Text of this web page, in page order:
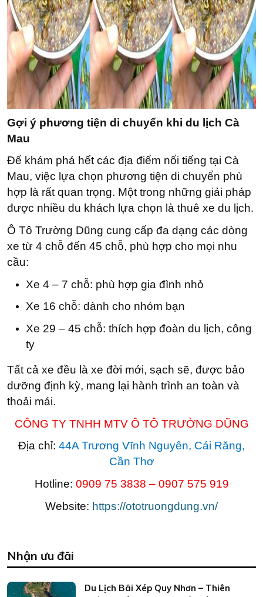
Gợi ý phương tiện di chuyển khi du lịch Cà
Mau
Để khám phá hết các địa điểm nổi tiếng tại Cà
Mau, việc lựa chọn phương tiện di chuyển phù
hợp là rất quan trọng. Một trong những giải pháp
được nhiều du khách lựa chọn là thuê xe du lịch.
Ô Tô Trường Dũng cung cấp đa dạng các dòng
xe từ 4 chỗ đến 45 chỗ, phù hợp cho mọi nhu
cầu:
Xe 4 – 7 chỗ: phù hợp gia đình nhỏ
Xe 16 chỗ: dành cho nhóm bạn
Xe 29 – 45 chỗ: thích hợp đoàn du lịch, công
ty
Tất cả xe đều là xe đời mới, sạch sẽ, được bảo
dưỡng định kỳ, mang lại hành trình an toàn và
thoải mái.
CÔNG TY TNHH MTV Ô TÔ TRƯỜNG DŨNG
Địa chỉ: 44A Trương Vĩnh Nguyên, Cái Răng,
Cần Thơ
Hotline: 0909 75 3838 – 0907 575 919
Website: https://ototruongdung.vn/
Nhận ưu đãi
Du Lịch Bãi Xép Quy Nhơn – Thiên